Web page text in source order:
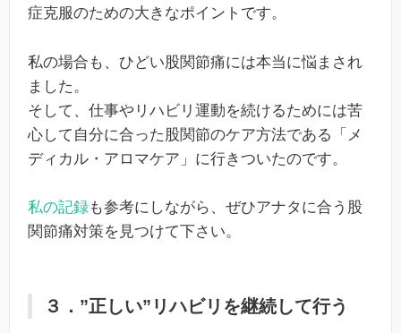
症克服のための大きなポイントです。
私の場合も、ひどい股関節痛には本当に悩まされ
ました。
そして、仕事やリハビリ運動を続けるためには苦
心して自分に合った股関節のケア方法である「メ
ディカル・アロマケア」に行きついたのです。
私の記録も参考にしながら、ぜひアナタに合う股
関節痛対策を見つけて下さい。
３．”正しい”リハビリを継続して行う